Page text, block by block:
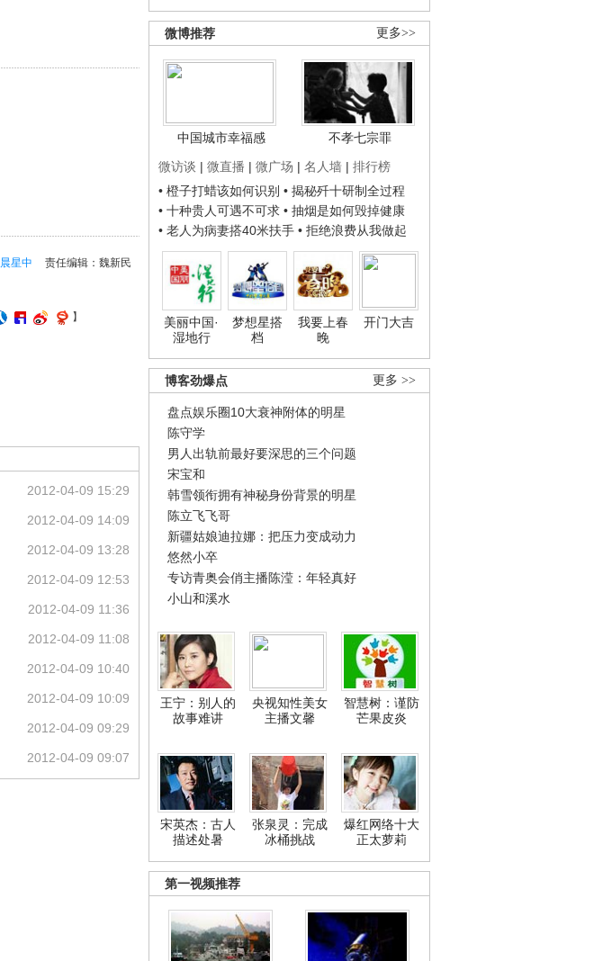
更多>>
微博推荐
中国城市幸福感
不孝七宗罪
微访谈 | 微直播 | 微广场 | 名人墙 | 排行榜
• 橙子打蜡该如何识别 • 揭秘歼十研制全过程
• 十种贵人可遇不可求 • 抽烟是如何毁掉健康
• 老人为病妻搭40米扶手 • 拒绝浪费从我做起
美丽中国·
湿地行
梦想星搭
档
我要上春
晚
开门大吉
更多 >>
博客劲爆点
盘点娱乐圈10大衰神附体的明星
陈守学
男人出轨前最好要深思的三个问题
宋宝和
韩雪领衔拥有神秘身份背景的明星
陈立飞飞哥
新疆姑娘迪拉娜：把压力变成动力
悠然小卒
专访青奥会俏主播陈滢：年轻真好
小山和溪水
王宁：别人的
故事难讲
央视知性美女
主播文馨
智慧树：谨防
芒果皮炎
宋英杰：古人
描述处暑
张泉灵：完成
冰桶挑战
爆红网络十大
正太萝莉
第一视频推荐
责任编辑：魏新民
晨星中
】
2012-04-09 15:29
2012-04-09 14:09
2012-04-09 13:28
2012-04-09 12:53
2012-04-09 11:36
2012-04-09 11:08
2012-04-09 10:40
2012-04-09 10:09
2012-04-09 09:29
2012-04-09 09:07